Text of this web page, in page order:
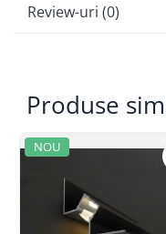
Review-uri (0)
Produse
NOU